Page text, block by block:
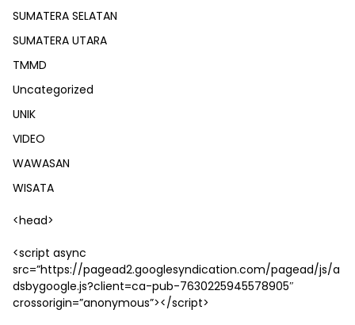
SUMATERA SELATAN
SUMATERA UTARA
TMMD
Uncategorized
UNIK
VIDEO
WAWASAN
WISATA
<head>
<script async
src=”https://pagead2.googlesyndication.com/pagead/js/a
dsbygoogle.js?client=ca-pub-7630225945578905″
crossorigin=”anonymous”></script>